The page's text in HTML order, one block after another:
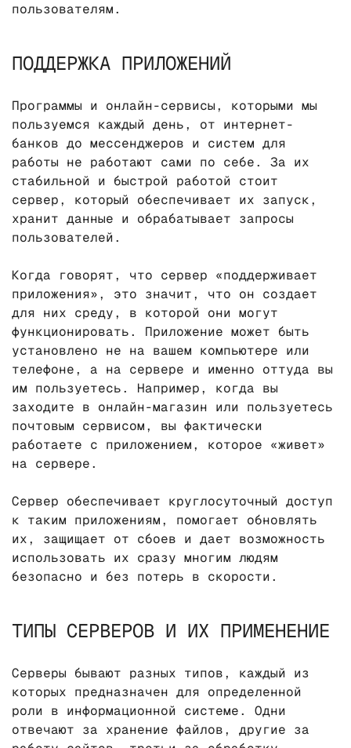
пользователям.
ПОДДЕРЖКА ПРИЛОЖЕНИЙ
Программы и онлайн-сервисы, которыми мы
пользуемся каждый день, от интернет-
банков до мессенджеров и систем для
работы не работают сами по себе. За их
стабильной и быстрой работой стоит
сервер, который обеспечивает их запуск,
хранит данные и обрабатывает запросы
пользователей.
Когда говорят, что сервер «поддерживает
приложения», это значит, что он создает
для них среду, в которой они могут
функционировать. Приложение может быть
установлено не на вашем компьютере или
телефоне, а на сервере и именно оттуда вы
им пользуетесь. Например, когда вы
заходите в онлайн-магазин или пользуетесь
почтовым сервисом, вы фактически
работаете с приложением, которое «живет»
на сервере.
Сервер обеспечивает круглосуточный доступ
к таким приложениям, помогает обновлять
их, защищает от сбоев и дает возможность
использовать их сразу многим людям
безопасно и без потерь в скорости.
ТИПЫ СЕРВЕРОВ И ИХ ПРИМЕНЕНИЕ
Серверы бывают разных типов, каждый из
которых предназначен для определенной
роли в информационной системе. Одни
отвечают за хранение файлов, другие за